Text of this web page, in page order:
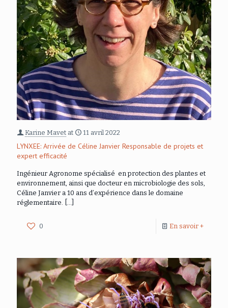
Karine Mavet at 11 avril 2022
LYNXEE: Arrivée de Céline Janvier Responsable de projets et
expert efficacité
Ingénieur Agronome spécialisé en protection des plantes et
environnement, ainsi que docteur en microbiologie des sols,
Céline Janvier a 10 ans d’expérience dans le domaine
réglementaire.
0 En savoir +